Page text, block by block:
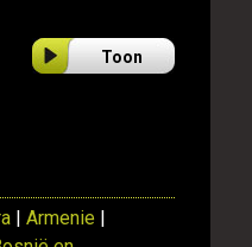
Toon
Armenie